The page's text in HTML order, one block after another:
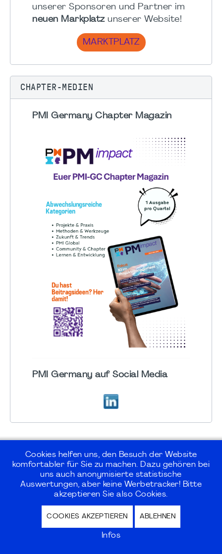
unserer Sponsoren und Partner im
neuen Markplatzunserer Website!
MARKTPLATZ
CHAPTER-MEDIEN
PMI Germany Chapter Magazin
PMI Germany auf Social Media
©2026PMI Germany Chapter e.V.
Impressum | Kontakt | Disclaimer |
Datenschutz / Privacy Policy |
Nutzungsbedingungen Internet Forum
Cookies helfen uns, den Besuch der Website
komfortabler für Sie zu machen. Dazu gehören bei
uns auch anonymisierte statistische
Auswertungen, aber keine Werbetracker! Bitte
akzeptieren Sie also Cookies.
COOKIES AKZEPTIEREN ABLEHNEN
Infos